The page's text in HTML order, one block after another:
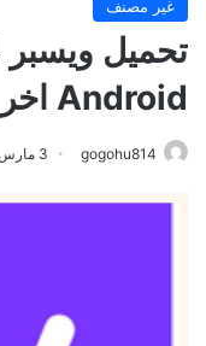
غير مصنف
Android اخر اصدار
gogohu814 3 مارس، 2024